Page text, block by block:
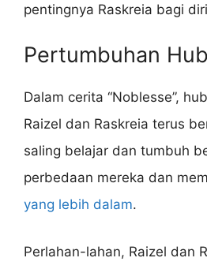
pentingnya Raskreia bagi
Pertumbuhan
Dalam cerita “Noblesse”,
Raizel dan Raskreia terus
saling belajar dan tumbuh
perbedaan mereka dan
yang lebih dalam.
Perlahan-lahan, Raizel dan